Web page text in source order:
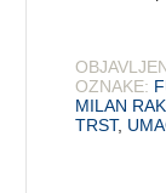
OZNAKE:
MILAN
TRST,